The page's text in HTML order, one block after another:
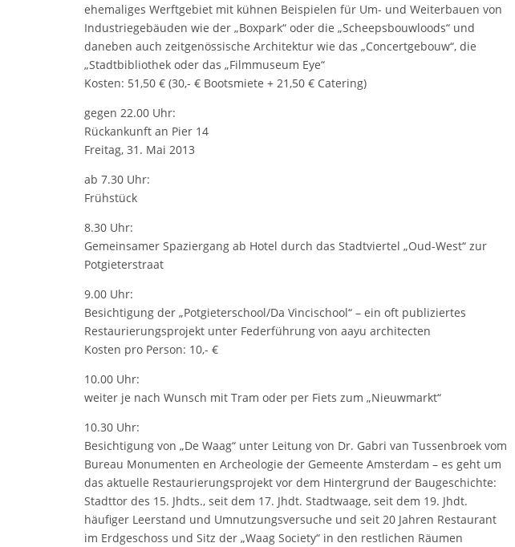
ehemaliges Werftgebiet mit kühnen Beispielen für Um- und Weiterbauen von
Industriegebäuden wie der „Boxpark“ oder die „Scheepsbouwloods“ und
daneben auch zeitgenössische Architektur wie das „Concertgebouw“, die
„Stadtbibliothek oder das „Filmmuseum Eye“
Kosten: 51,50 € (30,- € Bootsmiete + 21,50 € Catering)
gegen 22.00 Uhr:
Rückankunft an Pier 14
Freitag, 31. Mai 2013
ab 7.30 Uhr:
Frühstück
8.30 Uhr:
Gemeinsamer Spaziergang ab Hotel durch das Stadtviertel „Oud-West“ zur
Potgieterstraat
9.00 Uhr:
Besichtigung der „Potgieterschool/Da Vincischool“ – ein oft publiziertes
Restaurierungsprojekt unter Federführung von aayu architecten
Kosten pro Person: 10,- €
10.00 Uhr:
weiter je nach Wunsch mit Tram oder per Fiets zum „Nieuwmarkt“
10.30 Uhr:
Besichtigung von „De Waag“ unter Leitung von Dr. Gabri van Tussenbroek vom
Bureau Monumenten en Archeologie der Gemeente Amsterdam – es geht um
das aktuelle Restaurierungsprojekt vor dem Hintergrund der Baugeschichte:
Stadttor des 15. Jhdts., seit dem 17. Jhdt. Stadtwaage, seit dem 19. Jhdt.
häufiger Leerstand und Umnutzungsversuche und seit 20 Jahren Restaurant
im Erdgeschoss und Sitz der „Waag Society“ in den restlichen Räumen